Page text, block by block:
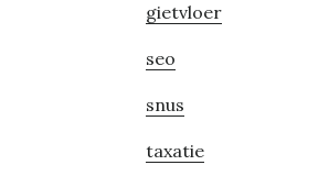
gietvloer
seo
snus
taxatie